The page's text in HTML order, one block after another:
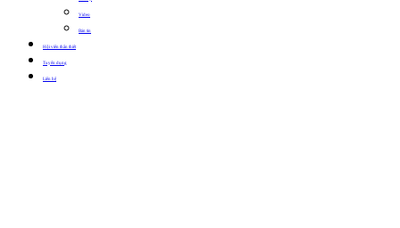
Video
Bản tin
Hội viên thân thiết
Tuyển dụng
Liên hệ